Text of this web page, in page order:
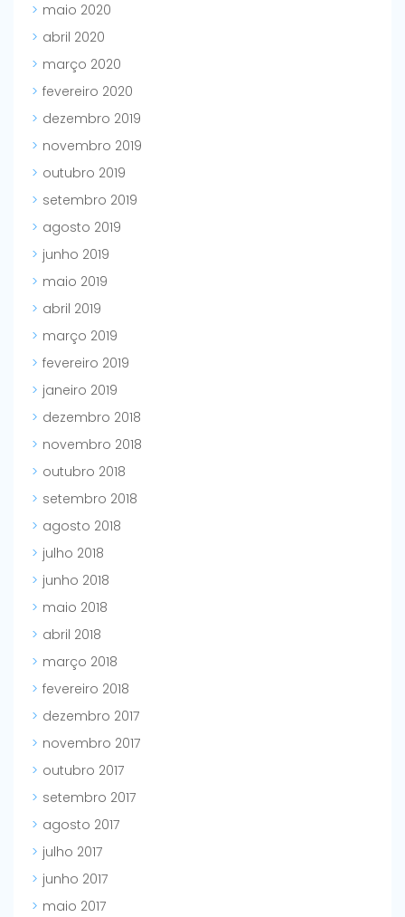
maio 2020
abril 2020
março 2020
fevereiro 2020
dezembro 2019
novembro 2019
outubro 2019
setembro 2019
agosto 2019
junho 2019
maio 2019
abril 2019
março 2019
fevereiro 2019
janeiro 2019
dezembro 2018
novembro 2018
outubro 2018
setembro 2018
agosto 2018
julho 2018
junho 2018
maio 2018
abril 2018
março 2018
fevereiro 2018
dezembro 2017
novembro 2017
outubro 2017
setembro 2017
agosto 2017
julho 2017
junho 2017
maio 2017